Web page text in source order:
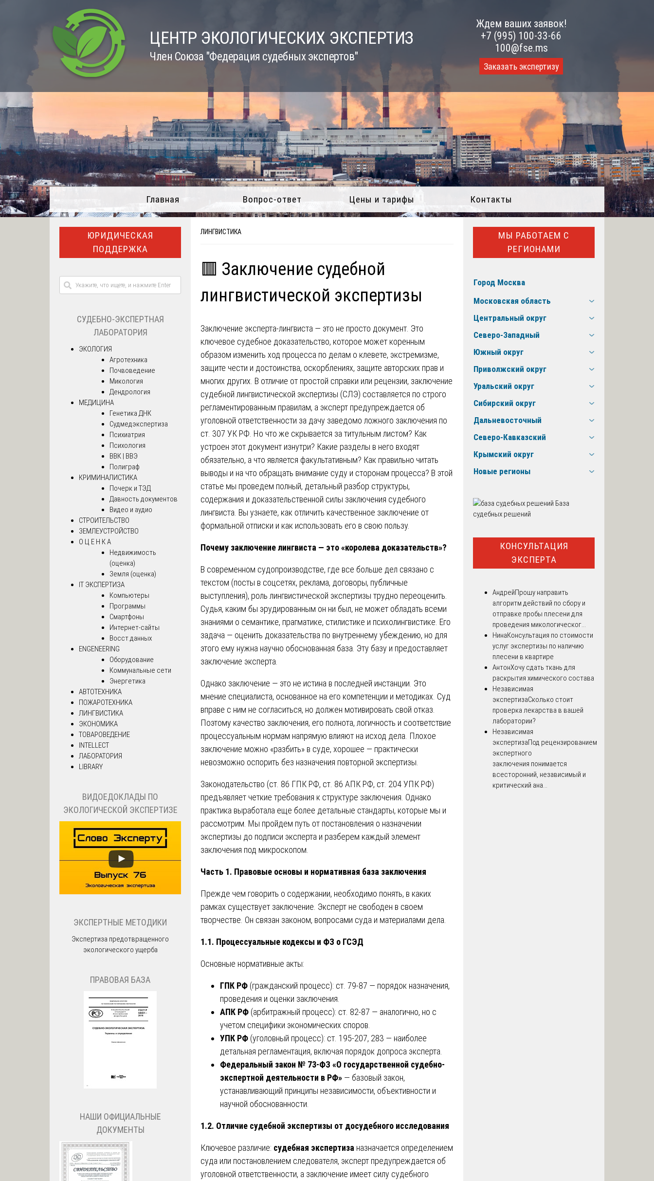
ЦЕНТР ЭКОЛОГИЧЕСКИХ ЭКСПЕРТИЗ
Член Союза "Федерация судебных экспертов"
Ждем ваших заявок!
+7 (995) 100-33-66
100@fse.ms
Заказать экспертизу
Главная Вопрос-ответ Цены и тарифы Контакты
ЛИНГВИСТИКА
🟥 Заключение судебной
лингвистической экспертизы
Заключение эксперта-лингвиста — это не просто документ. Это
ключевое судебное доказательство, которое может коренным
образом изменить ход процесса по делам о клевете, экстремизме,
защите чести и достоинства, оскорблениях, защите авторских прав и
многих других. В отличие от простой справки или рецензии, заключение
судебной лингвистической экспертизы (СЛЭ) составляется по строго
регламентированным правилам, а эксперт предупреждается об
уголовной ответственности за дачу заведомо ложного заключения по
ст. 307 УК РФ. Но что же скрывается за титульным листом? Как
устроен этот документ изнутри? Какие разделы в него входят
обязательно, а что является факультативным? Как правильно читать
выводы и на что обращать внимание суду и сторонам процесса? В этой
статье мы проведем полный, детальный разбор структуры,
содержания и доказательственной силы заключения судебного
лингвиста. Вы узнаете, как отличить качественное заключение от
формальной отписки и как использовать его в свою пользу.
Почему заключение лингвиста — это «королева доказательств»?
В современном судопроизводстве, где все больше дел связано с
текстом (посты в соцсетях, реклама, договоры, публичные
выступления), роль лингвистической экспертизы трудно переоценить.
Судья, каким бы эрудированным он ни был, не может обладать всеми
знаниями о семантике, прагматике, стилистике и психолингвистике. Его
задача — оценить доказательства по внутреннему убеждению, но для
этого ему нужна научно обоснованная база. Эту базу и предоставляет
заключение эксперта.
Однако заключение — это не истина в последней инстанции. Это
мнение специалиста, основанное на его компетенции и методиках. Суд
вправе с ним не согласиться, но должен мотивировать свой отказ.
Поэтому качество заключения, его полнота, логичность и соответствие
процессуальным нормам напрямую влияют на исход дела. Плохое
заключение можно «разбить» в суде, хорошее — практически
невозможно оспорить без назначения повторной экспертизы.
Законодательство (ст. 86 ГПК РФ, ст. 86 АПК РФ, ст. 204 УПК РФ)
предъявляет четкие требования к структуре заключения. Однако
практика выработала еще более детальные стандарты, которые мы и
рассмотрим. Мы пройдем путь от постановления о назначении
экспертизы до подписи эксперта и разберем каждый элемент
заключения под микроскопом.
Часть 1. Правовые основы и нормативная база заключения
Прежде чем говорить о содержании, необходимо понять, в каких
рамках существует заключение. Эксперт не свободен в своем
творчестве. Он связан законом, вопросами суда и материалами дела.
1.1. Процессуальные кодексы и ФЗ о ГСЭД
Основные нормативные акты:
ГПК РФ (гражданский процесс): ст. 79-87 — порядок назначения,
проведения и оценки заключения.
АПК РФ (арбитражный процесс): ст. 82-87 — аналогично, но с
учетом специфики экономических споров.
УПК РФ (уголовный процесс): ст. 195-207, 283 — наиболее
детальная регламентация, включая порядок допроса эксперта.
Федеральный закон № 73-ФЗ «О государственной судебно-
экспертной деятельности в РФ» — базовый закон,
устанавливающий принципы независимости, объективности и
научной обоснованности.
1.2. Отличие судебной экспертизы от досудебного исследования
Ключевое различие: судебная экспертиза назначается определением
суда или постановлением следователя, эксперт предупреждается об
уголовной ответственности, а заключение имеет силу судебного
ЮРИДИЧЕСКАЯ
ПОДДЕРЖКА
СУДЕБНО-ЭКСПЕРТНАЯ
ЛАБОРАТОРИЯ
ЭКОЛОГИЯ
Агротехника
Почвоведение
Микология
Дендрология
МЕДИЦИНА
Генетика ДНК
Судмедэкспертиза
Психиатрия
Психология
ВВК | ВВЭ
Полиграф
КРИМИНАЛИСТИКА
Почерк и ТЭД
Давность документов
Видео и аудио
СТРОИТЕЛЬСТВО
ЗЕМЛЕУСТРОЙСТВО
О Ц Е Н К А
Недвижимость
(оценка)
Земля (оценка)
IT ЭКСПЕРТИЗА
Компьютеры
Программы
Смартфоны
Интернет-сайты
Восст.данных
ENGENEERING
Оборудование
Коммунальные сети
Энергетика
АВТОТЕХНИКА
ПОЖАРОТЕХНИКА
ЛИНГВИСТИКА
ЭКОНОМИКА
ТОВАРОВЕДЕНИЕ
INTELLECT
ЛАБОРАТОРИЯ
LIBRARY
ВИДОЕДОКЛАДЫ ПО
ЭКОЛОГИЧЕСКОЙ ЭКСПЕРТИЗЕ
ЭКСПЕРТНЫЕ МЕТОДИКИ
Экспертиза предотвращенного
экологического ущерба
ПРАВОВАЯ БАЗА
НАШИ ОФИЦИАЛЬНЫЕ
ДОКУМЕНТЫ
МЫ РАБОТАЕМ С
РЕГИОНАМИ
Город Москва
Московская область
Центральный округ
Северо-Западный
Южный округ
Приволжский округ
Уральский округ
Сибирский округ
Дальневосточный
Северо-Кавказский
Крымский округ
Новые регионы
База
судебных решений
КОНСУЛЬТАЦИЯ
ЭКСПЕРТА
АндрейПрошу направить
алгоритм действий по сбору и
отправке пробы плесени для
проведения микологическог...
НинаКонсультация по стоимости
услуг экспертизы по наличию
плесени в квартире
АнтонХочу сдать ткань для
раскрытия химического состава
Независимая
экспертизаСколько стоит
проверка лекарства в вашей
лаборатории?
Независимая
экспертизаПод рецензированием
экспертного
заключения понимается
всесторонний, независимый и
критический ана...